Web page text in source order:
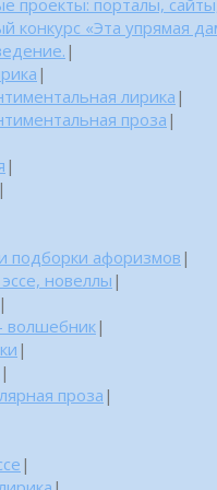
конкурс «Эта упрямая
|
|
лирика|
проза |
|
|
подборки афоризмов |
новеллы |
|
|
|
|
проза |
|